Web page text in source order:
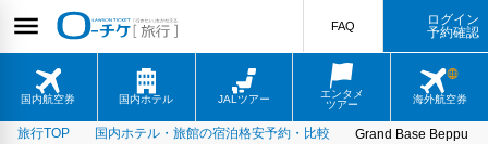
国内航空券 国内ホテル JALツアー
エンタメ
ツアー
海外航空券
FAQ
ログイン
予約確認
旅行TOP 国内ホテル・旅館の宿泊格安予約・比較 Grand Base Beppu